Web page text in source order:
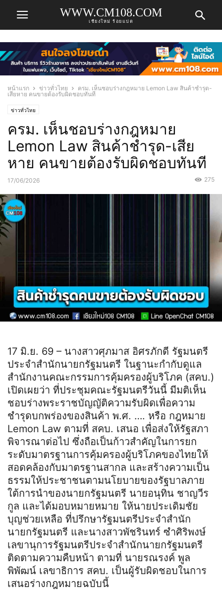
WWW.CM108.COM
เชียงใหม่ ร้อยแปด
หน้าแรก ข่าวทั่วไทย
ครม. เห็นชอบร่างกฎหมาย Lemon Law สินค้าชำรุด-
เสียหาย คนขายต้องรับผิดชอบทันที
ข่าวทั่วไทย
ครม. เห็นชอบร่างกฎหมาย
Lemon Law สินค้าชำรุด-เสีย
หาย คนขายต้องรับผิดชอบทันที
17/06/2026 275
17 มิ.ย. 69 – นางสาวศุภมาส อิศรภักดี รัฐมนตรี
ประจำสำนักนายกรัฐมนตรี ในฐานะกำกับดูแล
สำนักงานคณะกรรมการคุ้มครองผู้บริโภค (สคบ.)
เปิดเผยว่า ที่ประชุมคณะรัฐมนตรีวันนี้ มีมติเห็น
ชอบร่างพระราชบัญญัติความรับผิดเพื่อความ
ชำรุดบกพร่องของสินค้า พ.ศ. …. หรือ กฎหมาย
Lemon Law ตามที่ สคบ. เสนอ เพื่อส่งให้รัฐสภา
พิจารณาต่อไป ซึ่งถือเป็นก้าวสำคัญในการยก
ระดับมาตรฐานการคุ้มครองผู้บริโภคของไทยให้
สอดคล้องกับมาตรฐานสากล และสร้างความเป็น
ธรรมให้ประชาชนตามนโยบายของรัฐบาลภาย
ใต้การนำของนายกรัฐมนตรี นายอนุทิน ชาญวีร
กูล และได้มอบหมายหมาย ให้นายประเดิมชัย
บุญช่วยเหลือ ที่ปรึกษารัฐมนตรีประจำสำนัก
นายกรัฐมนตรี และนางสาวพัชรินทร์ ซำศิริพงษ์
เลขานุการรัฐมนตรีประจำสำนักนายกรัฐมนตรี
ติดตามความคืบหน้า ตามที่ นายรณรงค์ พูล
พิพัฒน์ เลขาธิการ สคบ. เป็นผู้รับผิดชอบในการ
เสนอร่างกฎหมายฉบับนี้